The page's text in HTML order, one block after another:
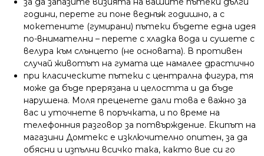
години, перете ги поне веднъж годишно, а с
мокетените (гумирани) пътеки бъдете една идея
по-внимателни – перете с хладка вода и сушете с
велура към слънцето (не основата). В противен
случай животът на гумата ще намалее драстично
при класическите пътеки с централна фигура, тя
може да бъде прерязана и целостта и да бъде
нарушена. Моля преценете дали това е важно за
вас и уточнете в поръчката, и по време на
телефонния разговор за потвърждение. Екипът на
магазини Домтекс е изключително опитен, за да
обясни и изпълни всичко така, както вие си го